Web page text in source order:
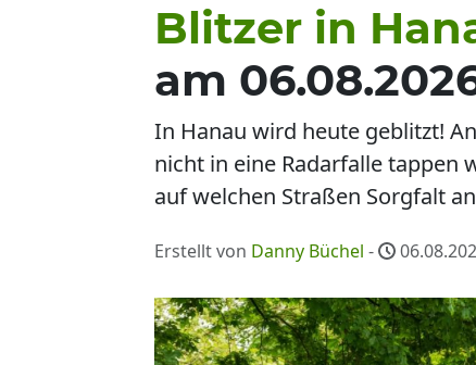
Blitzer in
am
In Hanau wird heute geblitzt!
nicht in eine Radarfalle tappen
auf welchen Straßen Sorgfalt
Erstellt von Danny Büchel -